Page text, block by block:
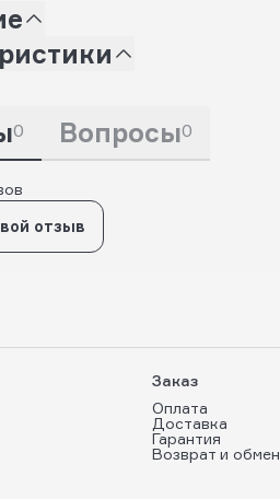
0 Вопросы0
отзыв
Заказ
Оплата
Доставка
Гарантия
Возврат и обмен